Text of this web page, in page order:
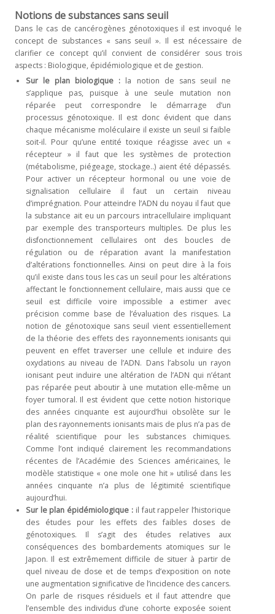
Notions de substances sans seuil
Dans le cas de cancérogènes génotoxiques il est invoqué le
concept de substances « sans seuil ». Il est nécessaire de
clarifier ce concept qu’il convient de considérer sous trois
aspects : Biologique, épidémiologique et de gestion.
Sur le plan biologique : la notion de sans seuil ne
s’applique pas, puisque à une seule mutation non
réparée peut correspondre le démarrage d’un
processus génotoxique. Il est donc évident que dans
chaque mécanisme moléculaire il existe un seuil si faible
soit-il. Pour qu’une entité toxique réagisse avec un «
récepteur » il faut que les systèmes de protection
(métabolisme, piégeage, stockage..) aient été dépassés.
Pour activer un récepteur hormonal ou une voie de
signalisation cellulaire il faut un certain niveau
d’imprégnation. Pour atteindre l’ADN du noyau il faut que
la substance ait eu un parcours intracellulaire impliquant
par exemple des transporteurs multiples. De plus les
disfonctionnement cellulaires ont des boucles de
régulation ou de réparation avant la manifestation
d’altérations fonctionnelles. Ainsi on peut dire à la fois
qu’il existe dans tous les cas un seuil pour les altérations
affectant le fonctionnement cellulaire, mais aussi que ce
seuil est difficile voire impossible a estimer avec
précision comme base de l’évaluation des risques. La
notion de génotoxique sans seuil vient essentiellement
de la théorie des effets des rayonnements ionisants qui
peuvent en effet traverser une cellule et induire des
oxydations au niveau de l’ADN. Dans l’absolu un rayon
ionisant peut induire une altération de l’ADN qui n’étant
pas réparée peut aboutir à une mutation elle-même un
foyer tumoral. Il est évident que cette notion historique
des années cinquante est aujourd’hui obsolète sur le
plan des rayonnements ionisants mais de plus n’a pas de
réalité scientifique pour les substances chimiques.
Comme l’ont indiqué clairement les recommandations
récentes de l’Académie des Sciences américaines, le
modèle statistique « one mole one hit » utilisé dans les
années cinquante n’a plus de légitimité scientifique
aujourd’hui.
Sur le plan épidémiologique : il faut rappeler l’historique
des études pour les effets des faibles doses de
génotoxiques. Il s’agit des études relatives aux
conséquences des bombardements atomiques sur le
Japon. Il est extrêmement difficile de situer à partir de
quel niveau de dose et de temps d’exposition on note
une augmentation significative de l’incidence des cancers.
On parle de risques résiduels et il faut attendre que
l’ensemble des individus d’une cohorte exposée soient